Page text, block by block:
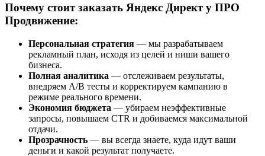
Почему стоит заказать Яндекс Директ у ПРО
Продвижение:
Персональная стратегия — мы разрабатываем
рекламный план, исходя из целей и ниши вашего
бизнеса.
Полная аналитика — отслеживаем результаты,
внедряем A/B тесты и корректируем кампанию в
режиме реального времени.
Экономия бюджета — убираем неэффективные
запросы, повышаем CTR и добиваемся максимальной
отдачи.
Прозрачность — вы всегда знаете, куда идут ваши
деньги и какой результат получаете.